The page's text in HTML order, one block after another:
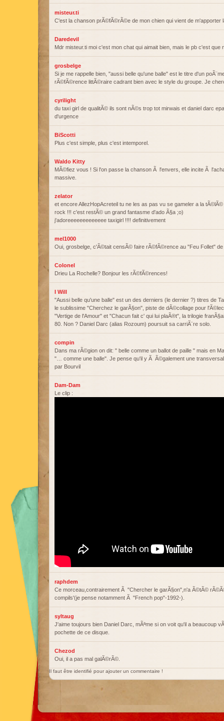
misteur.ti
C'est la chanson prÃ©fÃ©rÃ©e de mon chien qui vient de m'apporter
Daredevil
Mdr misteur.ti moi c'est mon chat qui aimait bien, mais le pb c'est que
grosbelge
Si je me rappelle bien, "aussi belle qu'une balle" est le titre d'un
rÃ©fÃ©rence littÃ©raire cadrant bien avec le style du groupe. Je
cyrilight
du taxi girl de qualitÃ© ils sont nÃ©s trop tot mirwais et daniel darc
d'urgence
BiScotti
Plus c'est simple, plus c'est intemporel.
Waldo Kitty
MÃ©fiez vous ! Si l'on passe la chanson Ã l'envers, elle incite Ã
massive.
zelator
et encore AllezHopAcreteil tu ne les as pas vu se gameler a la
rock !!! c'est restÃ© un grand fantasme d'ado Ã§a ;o)
j'adoreeeeeeeeeeeee taxigirl !!!! definitivement
mel1000
Oui, grosbelge, c'Ã©tait censÃ© faire rÃ©fÃ©rence au "Feu Follet"
Colonel
Drieu La Rochelle? Bonjour les rÃ©fÃ©rences!
I Will
"Aussi belle qu'une balle" est un des derniers (le dernier ?) titres de
le sublissime "Cherchez le garÃ§on", piste de dÃ©collage pour
"Vertige de l'Amour" et "Chacun fait c' qui lui plaÃ®t", la trilogie
80. Non ? Daniel Darc (alias Rozoum) poursuit sa carriÃ¨re solo.
compin
Dans ma rÃ©gion on dit: " belle comme un ballot de paille " mais en
"… comme une balle". Je pense qu'il y Ã Ã©galement une
par Bourvil
Dam-Dam
Le clip :
raphdem
Ce morceau,contrairement Ã "Chercher le garÃ§on",n'a Ã©tÃ©
compils'(je pense notamment Ã "French pop"-1992-).
syltaug
J'aime toujours bien Daniel Darc, mÃªme si on voit qu'il a beaucoup
pochette de ce disque.
Chezod
Oui, il a pas mal galÃ©rÃ©.
Il faut être identifié pour ajouter un commentaire !